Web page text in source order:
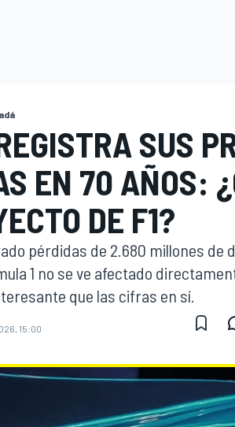
SUS
EN 70 AÑOS:
DE F1?
pérdidas de 2.680 millones de
1 no se ve afectado
que las cifras en sí.
15:00